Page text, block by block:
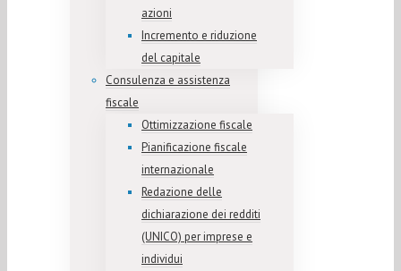
azioni
Incremento e riduzione
del capitale
Consulenza e assistenza
fiscale
Ottimizzazione fiscale
Pianificazione fiscale
internazionale
Redazione delle
dichiarazione dei redditi
(UNICO) per imprese e
individui